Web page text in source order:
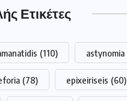
Ετικέτες
(110) astynomia
(78) epixeiriseis (60)